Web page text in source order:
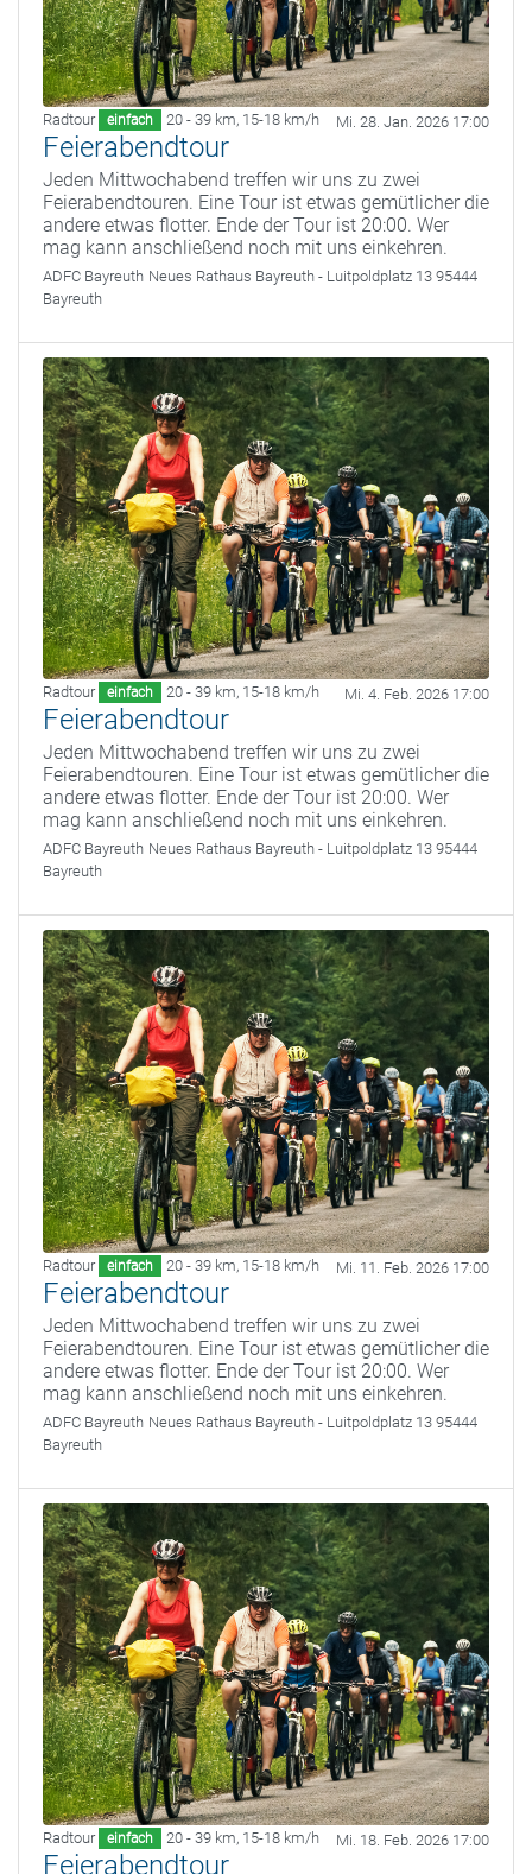
Radtour einfach 20 - 39 km, 15-18 km/h Mi. 28. Jan. 2026 17:00
Feierabendtour
Jeden Mittwochabend treffen wir uns zu zwei
Feierabendtouren. Eine Tour ist etwas gemütlicher die
andere etwas flotter. Ende der Tour ist 20:00. Wer
mag kann anschließend noch mit uns einkehren.
ADFC Bayreuth Neues Rathaus Bayreuth - Luitpoldplatz 13 95444
Bayreuth
Radtour einfach 20 - 39 km, 15-18 km/h Mi. 4. Feb. 2026 17:00
Feierabendtour
Jeden Mittwochabend treffen wir uns zu zwei
Feierabendtouren. Eine Tour ist etwas gemütlicher die
andere etwas flotter. Ende der Tour ist 20:00. Wer
mag kann anschließend noch mit uns einkehren.
ADFC Bayreuth Neues Rathaus Bayreuth - Luitpoldplatz 13 95444
Bayreuth
Radtour einfach 20 - 39 km, 15-18 km/h Mi. 11. Feb. 2026 17:00
Feierabendtour
Jeden Mittwochabend treffen wir uns zu zwei
Feierabendtouren. Eine Tour ist etwas gemütlicher die
andere etwas flotter. Ende der Tour ist 20:00. Wer
mag kann anschließend noch mit uns einkehren.
ADFC Bayreuth Neues Rathaus Bayreuth - Luitpoldplatz 13 95444
Bayreuth
Radtour einfach 20 - 39 km, 15-18 km/h Mi. 18. Feb. 2026 17:00
Feierabendtour